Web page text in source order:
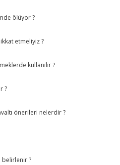
ölüyor ?
etmeliyiz ?
kullanılır ?
?
önerileri nelerdir ?
belirlenir ?